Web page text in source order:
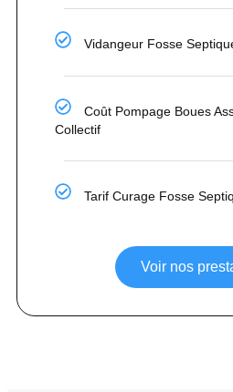
Vidangeur Fosse
Coût Pompage Boues
Collectif
Tarif Curage Fosse
Voir nos